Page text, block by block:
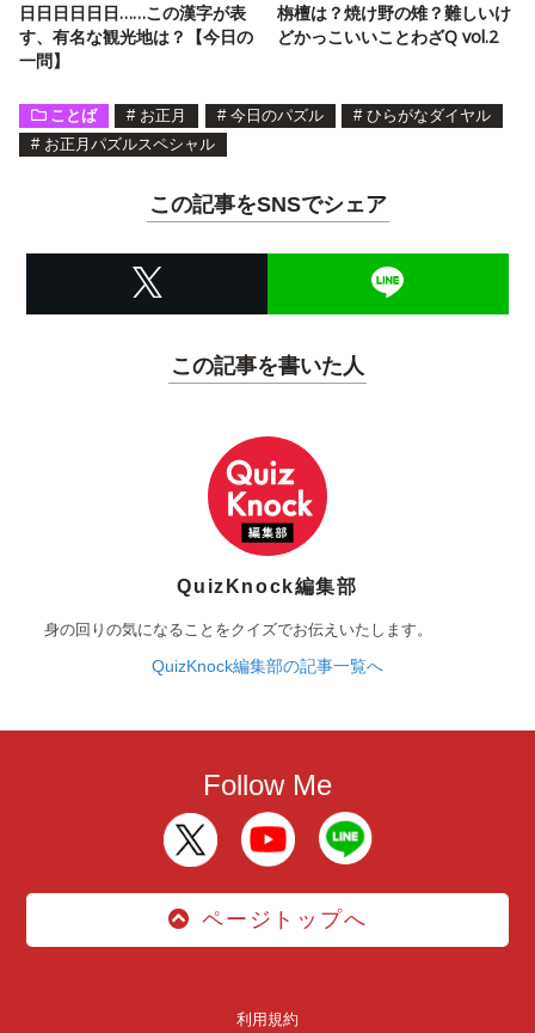
日日日日日日……この漢字が表
す、有名な観光地は？【今日の
一問】
栴檀は？焼け野の雉？難しいけ
どかっこいいことわざQ vol.2
ことば # お正月 # 今日のパズル # ひらがなダイヤル
# お正月パズルスペシャル
この記事をSNSでシェア
この記事を書いた人
QuizKnock編集部
身の回りの気になることをクイズでお伝えいたします。
QuizKnock編集部の記事一覧へ
Follow Me
ページトップへ
利用規約